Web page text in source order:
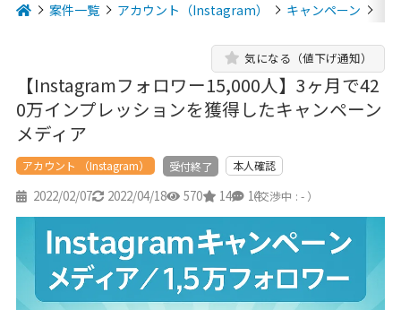
案件一覧 アカウント（Instagram） キャンペーン
【Instagramフォロワー15,000人】3ヶ月で42
0万インプレッションを獲得したキャンペーン
メディア
気になる（値下げ通知）
アカウント （Instagram） 受付終了 本人確認
2022/02/07 2022/04/18 570 14 14
（交渉中 : - ）